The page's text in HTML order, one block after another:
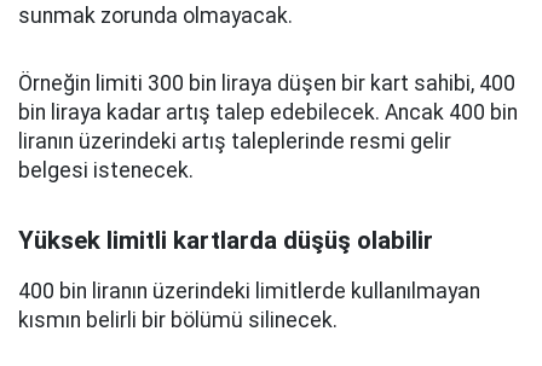
sunmak zorunda olmayacak.
Örneğin limiti 300 bin liraya düşen bir kart sahibi, 400
bin liraya kadar artış talep edebilecek. Ancak 400 bin
liranın üzerindeki artış taleplerinde resmi gelir
belgesi istenecek.
Yüksek limitli kartlarda düşüş olabilir
400 bin liranın üzerindeki limitlerde kullanılmayan
kısmın belirli bir bölümü silinecek.